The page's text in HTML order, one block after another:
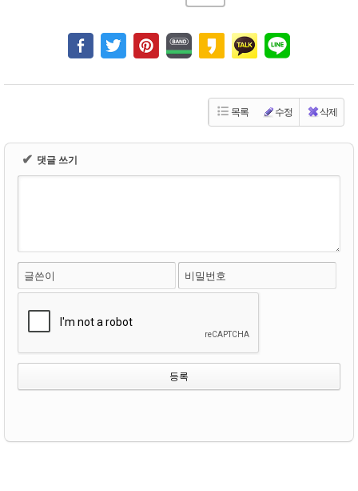
목록 수정 삭제
✔ 댓글 쓰기
글쓴이 비밀번호